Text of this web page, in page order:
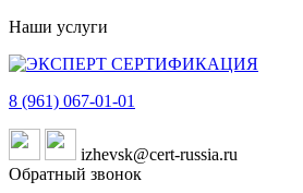
Наши услуги
8 (961) 067-01-01
izhevsk@cert-russia.ru
Обратный звонок